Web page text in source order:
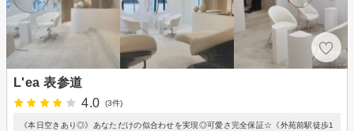
L'ea 表参道
4.0
(3件)
《本日空きあり◎》あなただけの似合わせを実現◎可愛さ完全保証☆《外苑前駅徒歩1